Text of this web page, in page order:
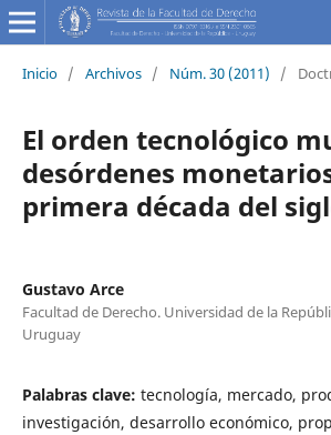
Inicio / Archivos / Núm. 30 (2011) /
El orden tecnológico
desórdenes
primera década del
Gustavo Arce
Facultad de Derecho. Universidad de la
Uruguay
Palabras clave: tecnología, mercado,
investigación, desarrollo económico,